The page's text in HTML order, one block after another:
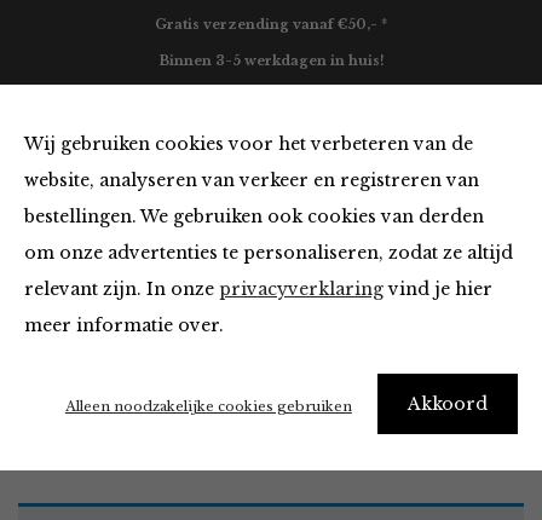
Wij gebruiken cookies voor het verbeteren van de
website, analyseren van verkeer en registreren van
bestellingen. We gebruiken ook cookies van derden
om onze advertenties te personaliseren, zodat ze altijd
relevant zijn. In onze privacyverklaringvind je hier
meer informatie over.
Akkoord
Alleen noodzakelijke cookies gebruiken
Gratis verzending vanaf €50,- *
Binnen 3-5 werkdagen in huis!
Must Haves
Home Winkel Accessoires Must Haves